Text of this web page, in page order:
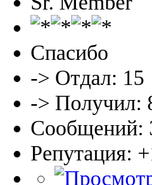
Спасибо
-> Отдал: 15
-> Получил:
Сообщений:
Репутация: